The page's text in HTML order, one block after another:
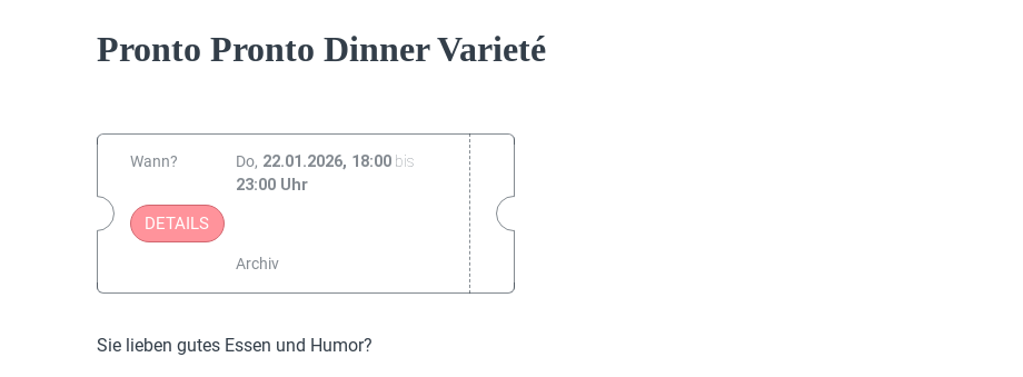
Pronto Pronto Dinner Varieté
Wann? Do 22.01.2026, 18:00bis
23:00 Uhr
Archiv
DETAILS
Sie lieben gutes Essen und Humor?